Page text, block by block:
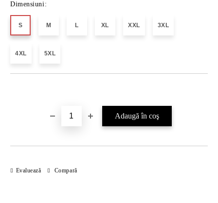
Dimensiuni:
S M L XL XXL 3XL
4XL 5XL
Evaluează Compară